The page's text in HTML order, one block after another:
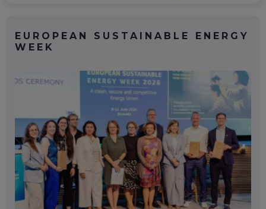
EUROPEAN SUSTAINABLE ENERGY
WEEK